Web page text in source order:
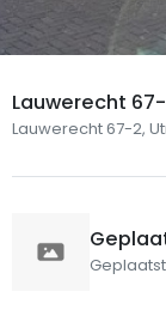
Lauwerecht
Lauwerecht 67-2,